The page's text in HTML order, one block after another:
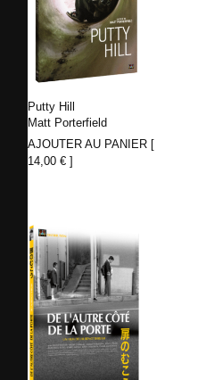
Putty Hill
Matt Porterfield
AJOUTER AU PANIER [
14,00€ ]